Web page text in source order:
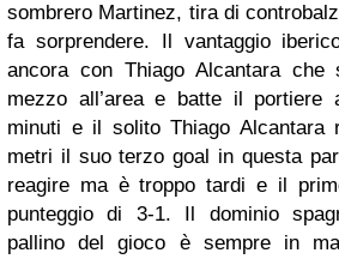
sombrero Martinez, tira di
fa sorprendere. Il vantaggio
ancora con Thiago Alcantara
mezzo all’area e batte il portiere
minuti e il solito Thiago Alcantara
metri il suo terzo goal in questa
reagire ma è troppo tardi e il
punteggio di 3-1. Il dominio
pallino del gioco è sempre in